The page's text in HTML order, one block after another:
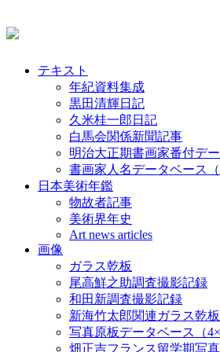
テキスト
年紀資料集成
黒田清輝日記
久米桂一郎日記
白馬会関係新聞記事
明治大正期書画家番付デ
書画家人名データベース
日本美術年鑑
物故者記事
美術界年史
Art news articles
画像
ガラス乾板
尾高鮮之助調査撮影記録
和田新調査撮影記録
新海竹太郎関連ガラス乾板
写真原板データベース（
畑正吉フランス留学期写